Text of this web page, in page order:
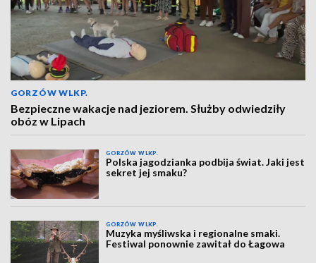
GORZÓW WLKP.
Bezpieczne wakacje nad jeziorem. Służby odwiedziły
obóz w Lipach
GORZÓW WLKP.
Polska jagodzianka podbija świat. Jaki jest
sekret jej smaku?
GORZÓW WLKP.
Muzyka myśliwska i regionalne smaki.
Festiwal ponownie zawitał do Łagowa